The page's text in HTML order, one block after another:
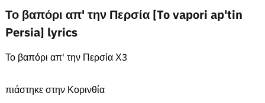
Το βαπόρι απ' την Περσία [To vapori ap'tin
Persia] lyrics
Το βαπόρι απ' την Περσία Χ3
πιάστηκε στην Κορινθία